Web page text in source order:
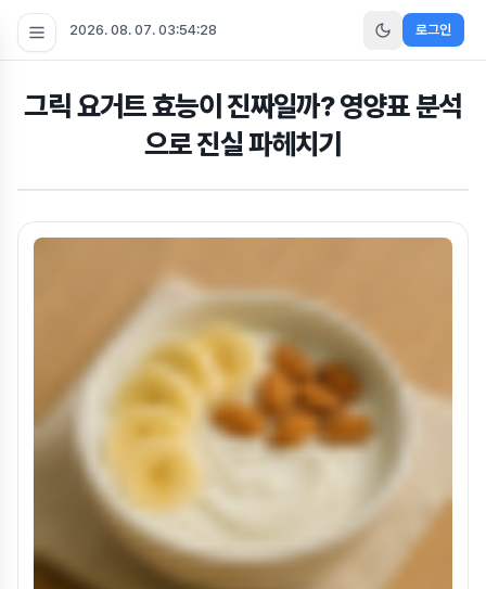
2026. 08. 07. 03:54:28 로그인
그릭 요거트 효능이 진짜일까? 영양표 분석
으로 진실 파헤치기